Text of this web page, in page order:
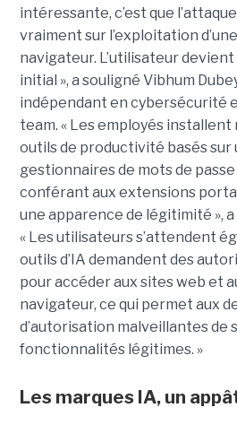
intéressante, c’est que
vraiment sur l’exploitation
navigateur. L’utilisateur
initial », a souligné Vibhum
indépendant en cybersécurité
team. « Les employés
outils de productivité basés sur
gestionnaires de mots de
conférant aux extensions
une apparence de légitimité », a
« Les utilisateurs s’attendent
outils d’IA demandent des
pour accéder aux sites web et
navigateur, ce qui permet aux
d’autorisation malveillantes de
fonctionnalités légitimes. »
Les marques IA, un